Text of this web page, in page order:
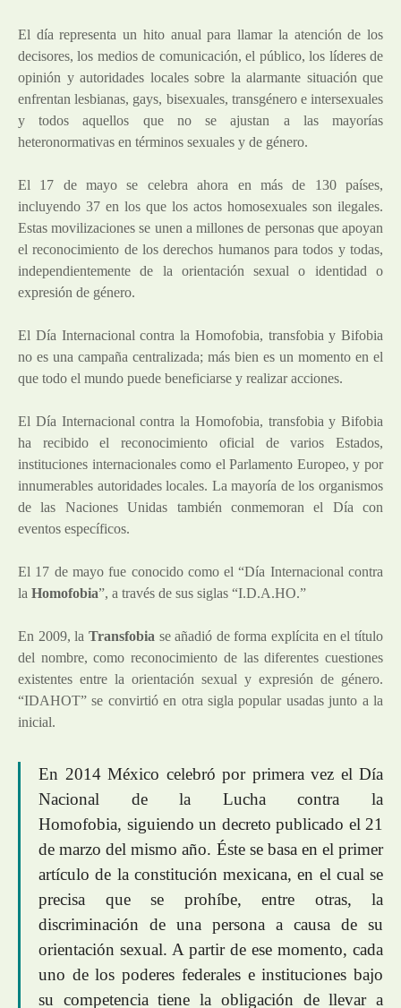
El día representa un hito anual para llamar la atención de los
decisores, los medios de comunicación, el público, los líderes de
opinión y autoridades locales sobre la alarmante situación que
enfrentan lesbianas, gays, bisexuales, transgénero e intersexuales
y todos aquellos que no se ajustan a las mayorías
heteronormativas en términos sexuales y de género.
El 17 de mayo se celebra ahora en más de 130 países,
incluyendo 37 en los que los actos homosexuales son ilegales.
Estas movilizaciones se unen a millones de personas que apoyan
el reconocimiento de los derechos humanos para todos y todas,
independientemente de la orientación sexual o identidad o
expresión de género.
El Día Internacional contra la Homofobia, transfobia y Bifobia
no es una campaña centralizada; más bien es un momento en el
que todo el mundo puede beneficiarse y realizar acciones.
El Día Internacional contra la Homofobia, transfobia y Bifobia
ha recibido el reconocimiento oficial de varios Estados,
instituciones internacionales como el Parlamento Europeo, y por
innumerables autoridades locales. La mayoría de los organismos
de las Naciones Unidas también conmemoran el Día con
eventos específicos.
El 17 de mayo fue conocido como el “Día Internacional contra
la Homofobia”, a través de sus siglas “I.D.A.HO.”
En 2009, la Transfobia se añadió de forma explícita en el título
del nombre, como reconocimiento de las diferentes cuestiones
existentes entre la orientación sexual y expresión de género.
“IDAHOT” se convirtió en otra sigla popular usadas junto a la
inicial.
En 2014 México celebró por primera vez el Día
Nacional de la Lucha contra la
Homofobia, siguiendo un decreto publicado el 21
de marzo del mismo año. Éste se basa en el primer
artículo de la constitución mexicana, en el cual se
precisa que se prohíbe, entre otras, la
discriminación de una persona a causa de su
orientación sexual. A partir de ese momento, cada
uno de los poderes federales e instituciones bajo
su competencia tiene la obligación de llevar a